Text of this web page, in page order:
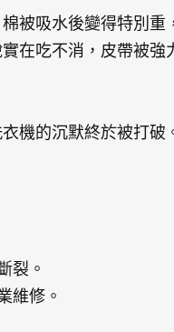
被吸水後變得特別重
在吃不消，皮帶被強
機的沉默終於被打破
裂。
維修。